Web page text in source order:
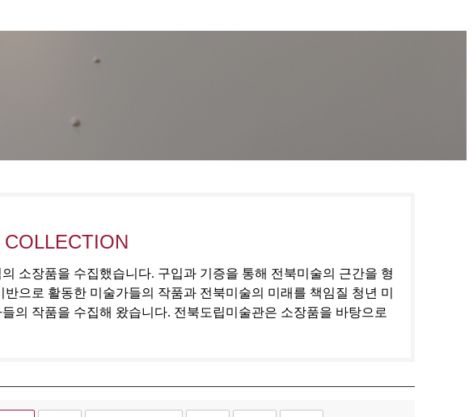
COLLECTION
소장품을 수집했습니다. 구입과 기증을 통해 전북미술의 근간을 형
으로 활동한 미술가들의 작품과 전북미술의 미래를 책임질 청년 미
의 작품을 수집해 왔습니다. 전북도립미술관은 소장품을 바탕으로